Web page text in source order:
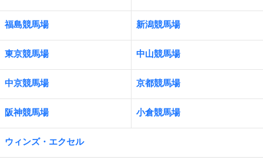
福島競馬場 新潟競馬場
東京競馬場 中山競馬場
中京競馬場 京都競馬場
阪神競馬場 小倉競馬場
ウィンズ・エクセル